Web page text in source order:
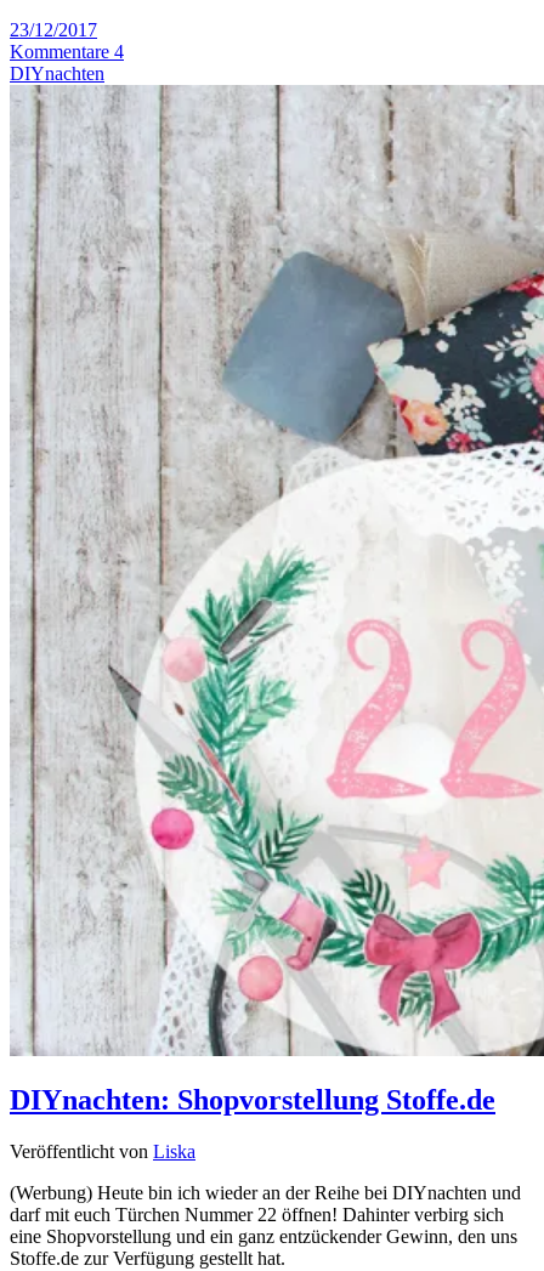
23/12/2017
Kommentare 4
DIYnachten
DIYnachten: Shopvorstellung Stoffe.de
Veröffentlicht von Liska
(Werbung) Heute bin ich wieder an der Reihe bei DIYnachten und
darf mit euch Türchen Nummer 22 öffnen! Dahinter verbirg sich
eine Shopvorstellung und ein ganz entzückender Gewinn, den uns
Stoffe.de zur Verfügung gestellt hat.